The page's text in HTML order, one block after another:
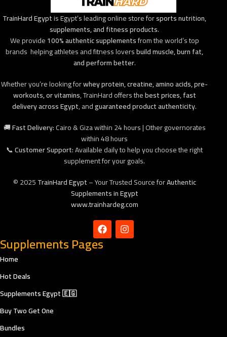
TrainHard Egyptis Egypt’s leading online store forsports nutrition,
supplements, and fitness products.
We provide100% authentic supplementsfrom the world’s top
brands helping athletes and fitness loversbuild muscle, burn fat,
and perform better.
Whether you’re looking forwhey protein, creatine, amino acids, pre-
workouts, or vitamins, TrainHard offers thebest prices,fast
delivery across Egypt, andguaranteed product authenticity.
🚚Fast Delivery:Cairo & Giza within 24 hours | Other governorates
within 48 hours
📞Customer Support:Available daily to help you choose the right
supplement for your goals.
© 2025TrainHard Egypt– Your Trusted Source forAuthentic
Supplements in Egypt
www.trainhardeg.com
Supplements Pages
Home
Hot Deals
Supplements Egypt 🇪🇬
Buy Two Get One
Bundles